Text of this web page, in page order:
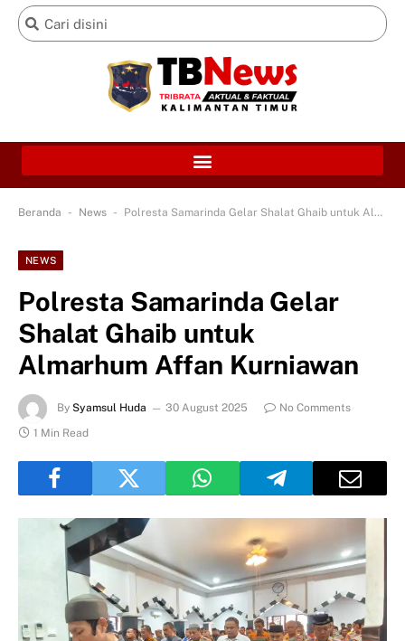
Beranda - News - Polresta Samarinda Gelar Shalat Ghaib untuk Almarhum Affan Kurniawan
NEWS
Polresta Samarinda Gelar
Shalat Ghaib untuk
Almarhum Affan Kurniawan
By Syamsul Huda 30 August 2025
No Comments
1 Min Read